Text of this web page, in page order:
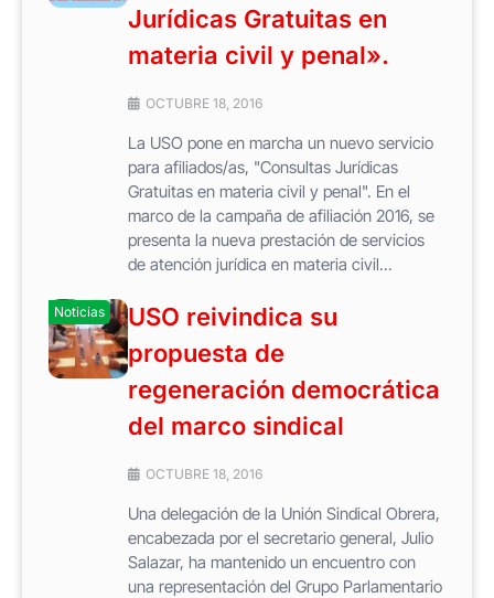
Jurídicas Gratuitas en
materia civil y penal».
OCTUBRE 18, 2016
La USO pone en marcha un nuevo servicio
para afiliados/as, "Consultas Jurídicas
Gratuitas en materia civil y penal". En el
marco de la campaña de afiliación 2016, se
presenta la nueva prestación de servicios
de atención jurídica en materia civil...
Noticias
USO reivindica su
propuesta de
regeneración democrática
del marco sindical
OCTUBRE 18, 2016
Una delegación de la Unión Sindical Obrera,
encabezada por el secretario general, Julio
Salazar, ha mantenido un encuentro con
una representación del Grupo Parlamentario